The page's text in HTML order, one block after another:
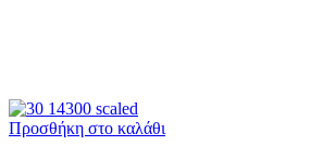
Προσθήκη στο καλάθι